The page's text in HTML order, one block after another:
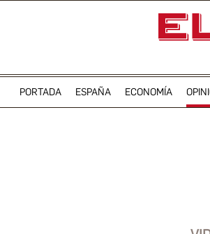
PORTADA ESPAÑA ECONOMÍA